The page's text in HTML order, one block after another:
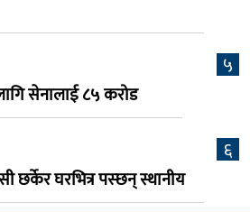
५
सेनालाई ८५ करोड
६
छर्केर घरभित्र पस्छन् स्थानीय